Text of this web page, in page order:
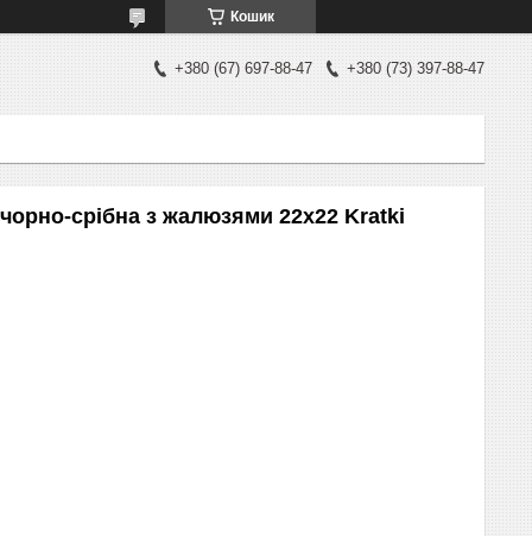
Кошик
+380 (67) 697-88-47 +380 (73) 397-88-47
срібна з жалюзями 22x22 Kratki